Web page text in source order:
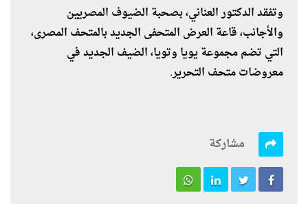
وتفقد الدكتور العناني، بصحبة الضيوف المصريين
والأجانب، قاعة العرض المتحفى الجديد بالمتحف المصرى،
التي تضم مجموعة يويا وتويا، الضيف الجديد في
معروضات متحف التحرير.
مشاركة